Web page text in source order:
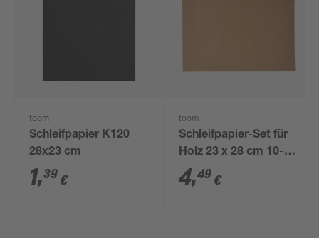
toom
Schleifpapier K120
28x23 cm
1,39 €
toom
Schleifpapier-Set für
Holz 23 x 28 cm 10-
teilig
4,49 €